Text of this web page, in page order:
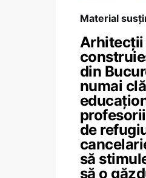
Material
Arhitecții
din
numai
de
să
să o